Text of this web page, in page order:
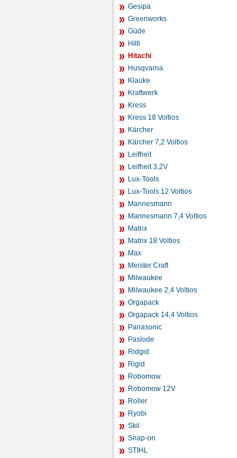
Gesipa
Greenworks
Güde
Hilti
Hitachi
Husqvarna
Klauke
Kraftwerk
Kress
Kress 18 Voltios
Kärcher
Kärcher 7,2 Voltios
Leifheit
Leifheit 3,2V
Lux-Tools
Lux-Tools 12 Voltios
Mannesmann
Mannesmann 7,4 Voltios
Matrix
Matrix 18 Voltios
Max
Meister Craft
Milwaukee
Milwaukee 2,4 Voltios
Orgapack
Orgapack 14,4 Voltios
Panasonic
Paslode
Ridgid
Rigid
Robomow
Robomow 12V
Roller
Ryobi
Skil
Snap-on
STIHL